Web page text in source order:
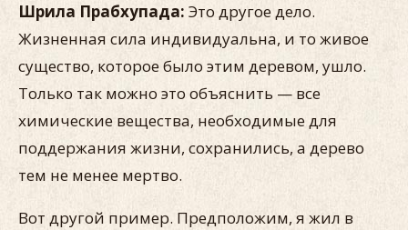
Шрила Прабхупада: Это другое дело.
Жизненная сила индивидуальна, и то живое
существо, которое было этим деревом, ушло.
Только так можно это объяснить — все
химические вещества, необходимые для
поддержания жизни, сохранились, а дерево
тем не менее мертво.
Вот другой пример. Предположим, я жил в